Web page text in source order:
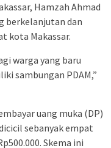
Hamzah Ahmad
berkelanjutan dan
kota Makassar.
warga yang baru
sambungan PDAM,”
uang muka (DP)
sebanyak empat
Skema ini